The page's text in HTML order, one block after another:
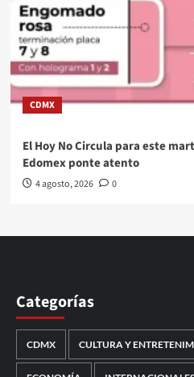
CDMX
El Hoy No Circula para este
Edomex ponte atento
4 agosto, 2026 0
Categorías
CDMX CULTURA Y